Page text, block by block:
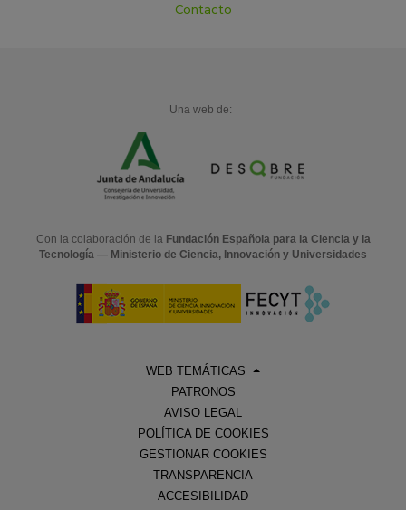
Contacto
Una web de:
Con la colaboración de la Fundación Española para la Ciencia y la
Tecnología — Ministerio de Ciencia, Innovación y Universidades
WEB TEMÁTICAS
PATRONOS
AVISO LEGAL
POLÍTICA DE COOKIES
GESTIONAR COOKIES
TRANSPARENCIA
ACCESIBILIDAD